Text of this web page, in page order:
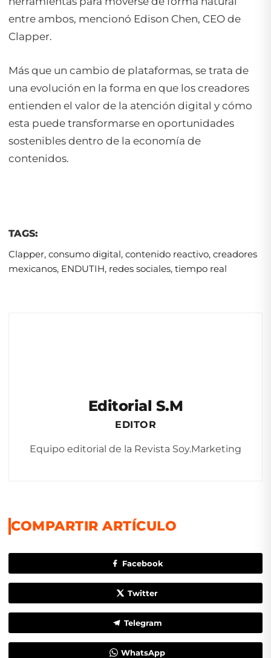
entre ambos, mencionó Edison Chen, CEO de
Clapper.
Más que un cambio de plataformas, se trata de
una evolución en la forma en que los creadores
entienden el valor de la atención digital y cómo
esta puede transformarse en oportunidades
sostenibles dentro de la economía de
contenidos.
TAGS:
Clapper, consumo digital, contenido reactivo, creadores
mexicanos, ENDUTIH, redes sociales, tiempo real
Editorial S.M
EDITOR
Equipo editorial de la Revista Soy.Marketing
COMPARTIR ARTÍCULO
Facebook
Twitter
Telegram
WhatsApp